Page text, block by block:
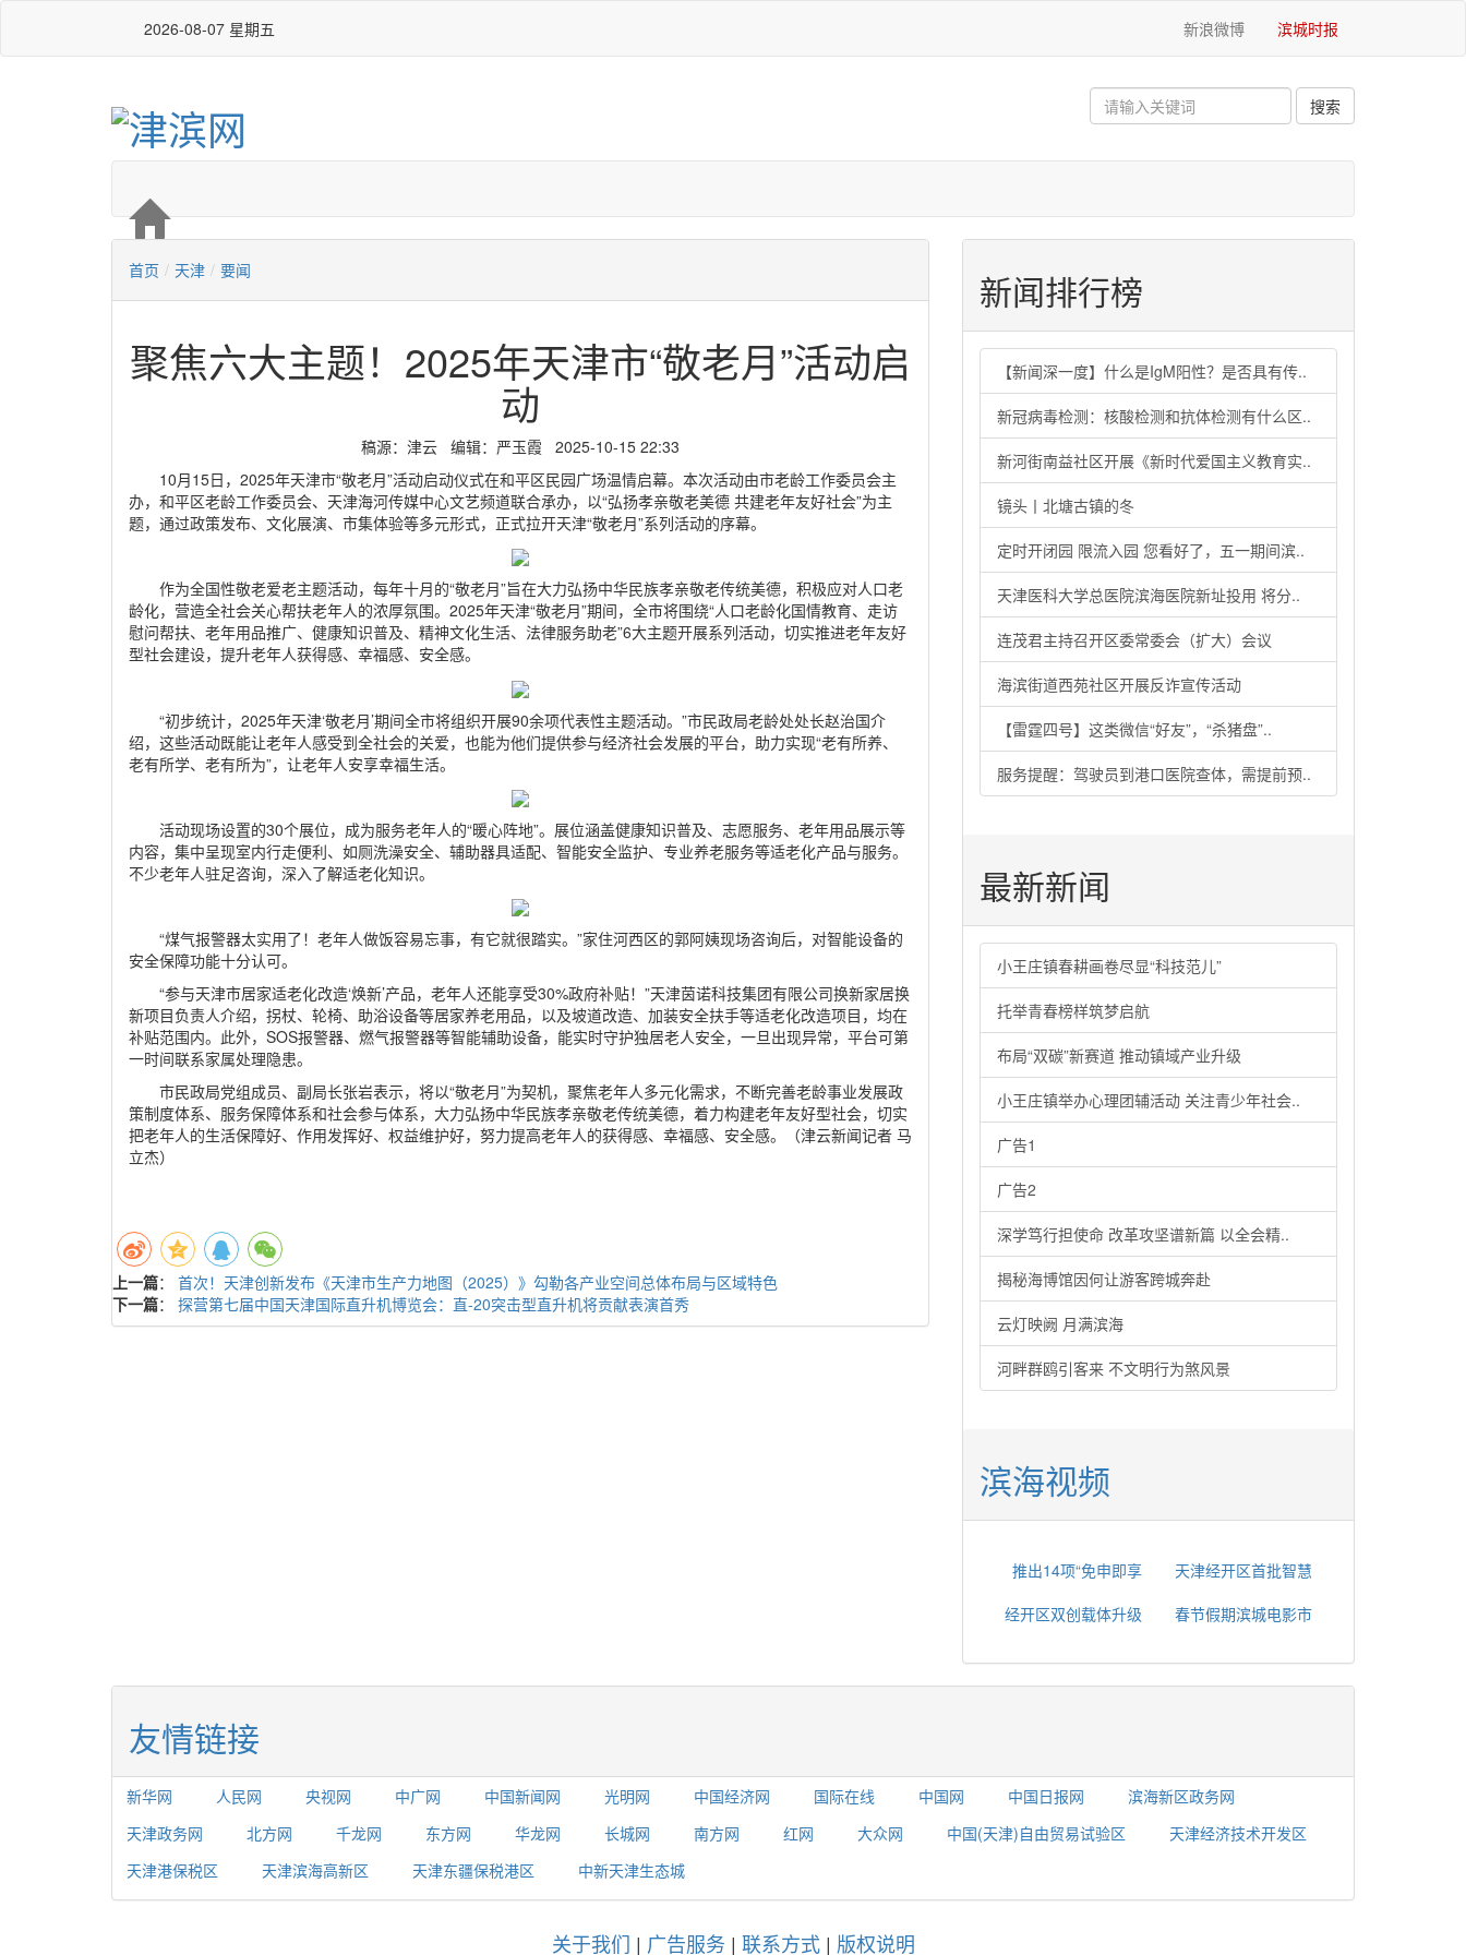
2026-08-07 星期五 新浪微博 滨城时报
首页 / 天津 / 要闻
聚焦六大主题！2025年天津市“敬老月”活动启
动
稿源：津云 编辑：严玉霞 2025-10-15 22:33
10月15日，2025年天津市“敬老月”活动启动仪式在和平区民园广场温情启幕。本次活动由市老龄工作委员会主
办，和平区老龄工作委员会、天津海河传媒中心文艺频道联合承办，以“弘扬孝亲敬老美德 共建老年友好社会”为主
题，通过政策发布、文化展演、市集体验等多元形式，正式拉开天津“敬老月”系列活动的序幕。
作为全国性敬老爱老主题活动，每年十月的“敬老月”旨在大力弘扬中华民族孝亲敬老传统美德，积极应对人口老
龄化，营造全社会关心帮扶老年人的浓厚氛围。2025年天津“敬老月”期间，全市将围绕“人口老龄化国情教育、走访
慰问帮扶、老年用品推广、健康知识普及、精神文化生活、法律服务助老”6大主题开展系列活动，切实推进老年友好
型社会建设，提升老年人获得感、幸福感、安全感。
“初步统计，2025年天津‘敬老月’期间全市将组织开展90余项代表性主题活动。”市民政局老龄处处长赵治国介
绍，这些活动既能让老年人感受到全社会的关爱，也能为他们提供参与经济社会发展的平台，助力实现“老有所养、
老有所学、老有所为”，让老年人安享幸福生活。
活动现场设置的30个展位，成为服务老年人的“暖心阵地”。展位涵盖健康知识普及、志愿服务、老年用品展示等
内容，集中呈现室内行走便利、如厕洗澡安全、辅助器具适配、智能安全监护、专业养老服务等适老化产品与服务。
不少老年人驻足咨询，深入了解适老化知识。
“煤气报警器太实用了！老年人做饭容易忘事，有它就很踏实。”家住河西区的郭阿姨现场咨询后，对智能设备的
安全保障功能十分认可。
“参与天津市居家适老化改造‘焕新’产品，老年人还能享受30%政府补贴！”天津茵诺科技集团有限公司换新家居换
新项目负责人介绍，拐杖、轮椅、助浴设备等居家养老用品，以及坡道改造、加装安全扶手等适老化改造项目，均在
补贴范围内。此外，SOS报警器、燃气报警器等智能辅助设备，能实时守护独居老人安全，一旦出现异常，平台可第
一时间联系家属处理隐患。
市民政局党组成员、副局长张岩表示，将以“敬老月”为契机，聚焦老年人多元化需求，不断完善老龄事业发展政
策制度体系、服务保障体系和社会参与体系，大力弘扬中华民族孝亲敬老传统美德，着力构建老年友好型社会，切实
把老年人的生活保障好、作用发挥好、权益维护好，努力提高老年人的获得感、幸福感、安全感。（津云新闻记者 马
立杰）
上一篇： 首次！天津创新发布《天津市生产力地图（2025）》勾勒各产业空间总体布局与区域特色
下一篇： 探营第七届中国天津国际直升机博览会：直-20突击型直升机将贡献表演首秀
新闻排行榜
【新闻深一度】什么是IgM阳性？是否具有传..
新冠病毒检测：核酸检测和抗体检测有什么区..
新河街南益社区开展《新时代爱国主义教育实..
镜头丨北塘古镇的冬
定时开闭园 限流入园 您看好了，五一期间滨..
天津医科大学总医院滨海医院新址投用 将分..
连茂君主持召开区委常委会（扩大）会议
海滨街道西苑社区开展反诈宣传活动
【雷霆四号】这类微信“好友”，“杀猪盘”..
服务提醒：驾驶员到港口医院查体，需提前预..
最新新闻
小王庄镇春耕画卷尽显“科技范儿”
托举青春榜样筑梦启航
布局“双碳”新赛道 推动镇域产业升级
小王庄镇举办心理团辅活动 关注青少年社会..
广告1
广告2
深学笃行担使命 改革攻坚谱新篇 以全会精..
揭秘海博馆因何让游客跨城奔赴
云灯映阙 月满滨海
河畔群鸥引客来 不文明行为煞风景
滨海视频
推出14项“免申即享
天津经开区首批智慧
经开区双创载体升级
春节假期滨城电影市
友情链接
新华网 人民网 央视网 中广网 中国新闻网 光明网 中国经济网 国际在线 中国网 中国日报网
滨海新区政务网
天津政务网
北方网 千龙网 东方网 华龙网 长城网 南方网 红网 大众网 中国(天津)自由贸易试验区
天津经济技术开发区
天津港保税区
天津滨海高新区 天津东疆保税港区 中新天津生态城
关于我们 | 广告服务 | 联系方式| 版权说明